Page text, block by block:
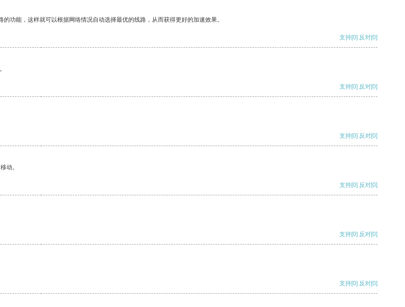
功能，这样就可以根据网络情况自动选择最优的线路，从而获得更好的加速效果。
支持[0] 反对[0]
支持[0] 反对[0]
支持[0] 反对[0]
动。
支持[0] 反对[0]
支持[0] 反对[0]
支持[0] 反对[0]